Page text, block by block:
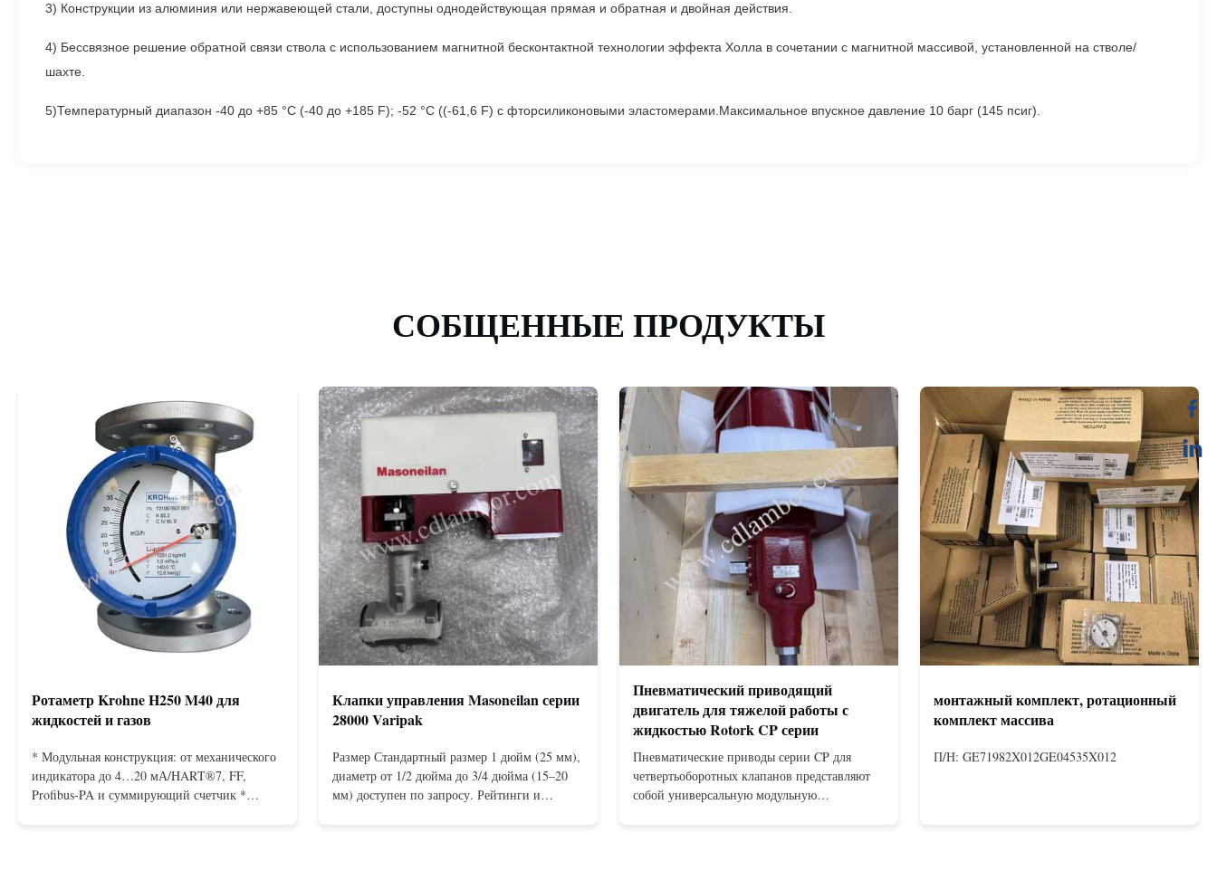
3) Конструкции из алюминия или нержавеющей стали, доступны однодействующая прямая и обратная и двойная действия.
4) Бессвязное решение обратной связи ствола с использованием магнитной бесконтактной технологии эффекта Холла в сочетании с магнитной массивой, установленной на стволе/
шахте.
5)Температурный диапазон -40 до +85 °C (-40 до +185 F); -52 °C ((-61,6 F) с фторсиликоновыми эластомерами.Максимальное впускное давление 10 барг (145 псиг).
СОБЩЕННЫЕ ПРОДУКТЫ
Ротаметр Krohne H250 M40 для
жидкостей и газов
* Модульная конструкция: от механического
индикатора до 4…20 мА/HART®7, FF,
Profibus-PA и суммирующий счетчик *
Клапки управления Masoneilan серии
28000 Varipak
Размер Стандартный размер 1 дюйм (25 мм),
диаметр от 1/2 дюйма до 3/4 дюйма (15–20
мм) доступен по запросу. Рейтинги и
Пневматический приводящий
двигатель для тяжелой работы с
жидкостью Rotork CP серии
Пневматические приводы серии CP для
четвертьоборотных клапанов представляют
собой универсальную модульную
монтажный комплект, ротационный
комплект массива
П/Н: GE71982X012GE04535X012